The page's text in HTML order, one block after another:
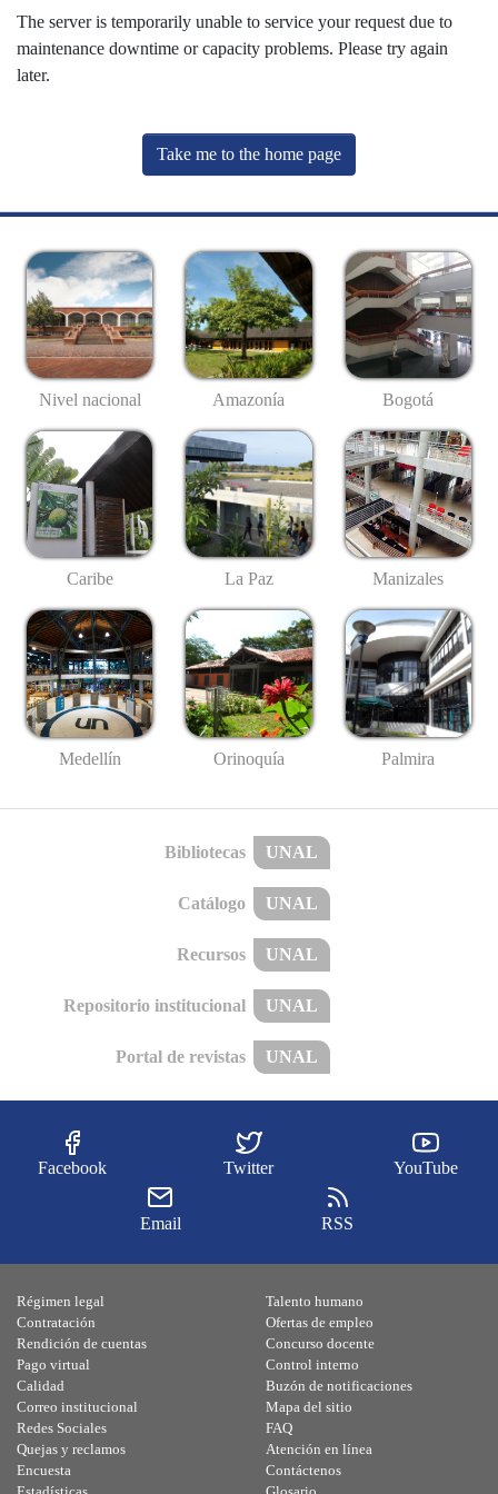
The server is temporarily unable to service your request due to
maintenance downtime or capacity problems. Please try again
later.
Take me to the home page
Nivel nacional Amazonía Bogotá
Caribe La Paz Manizales
Medellín Orinoquía Palmira
Bibliotecas UNAL
Catálogo UNAL
Recursos UNAL
Repositorio institucional UNAL
Portal de revistas UNAL
Facebook Twitter YouTube
Email RSS
Régimen legal
Contratación
Rendición de cuentas
Pago virtual
Calidad
Talento humano
Ofertas de empleo
Concurso docente
Control interno
Buzón de notificaciones
Correo institucional
Redes Sociales
Quejas y reclamos
Encuesta
Mapa del sitio
FAQ
Atención en línea
Contáctenos